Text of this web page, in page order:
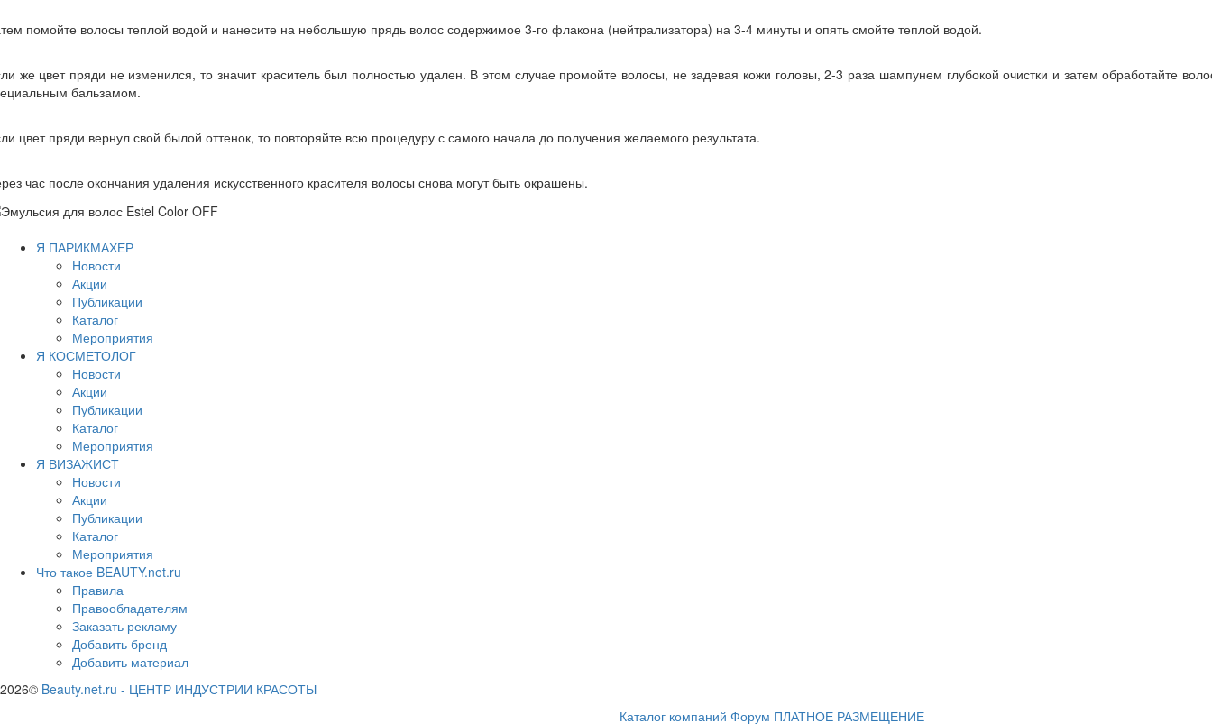
помойте волосы теплой водой и нанесите на небольшую прядь волос содержимое 3-го флакона (нейтрализатора) на 3-4 минуты и опять смойте теплой водой.
же цвет пряди не изменился, то значит краситель был полностью удален. В этом случае промойте волосы, не задевая кожи головы, 2-3 раза шампунем глубокой очистки и затем обработайте
бальзамом.
цвет пряди вернул свой былой оттенок, то повторяйте всю процедуру с самого начала до получения желаемого результата.
час после окончания удаления искусственного красителя волосы снова могут быть окрашены.
Я ПАРИКМАХЕР
Новости
Акции
Публикации
Каталог
Мероприятия
Я КОСМЕТОЛОГ
Новости
Акции
Публикации
Каталог
Мероприятия
Я ВИЗАЖИСТ
Новости
Акции
Публикации
Каталог
Мероприятия
Что такое BEAUTY.net.ru
Правила
Правообладателям
Заказать рекламу
Добавить бренд
Добавить материал
2026© Beauty.net.ru - ЦЕНТР ИНДУСТРИИ КРАСОТЫ
Каталог компаний Форум ПЛАТНОЕ РАЗМЕЩЕНИЕ